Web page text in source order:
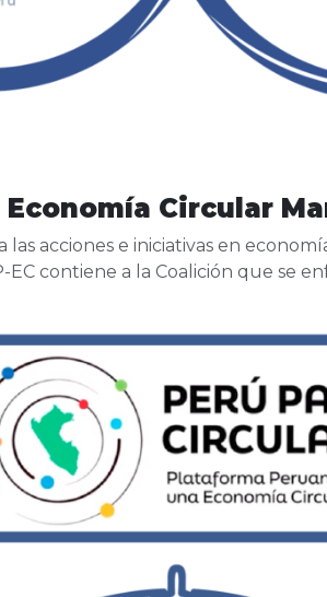
Circular
las acciones e iniciativas en
contiene a la Coalición que se